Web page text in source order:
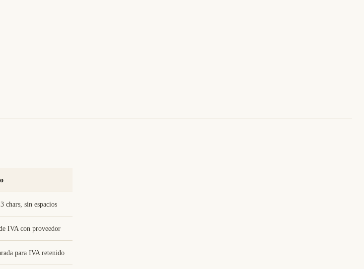
chars, sin espacios
IVA con proveedor
para IVA retenido